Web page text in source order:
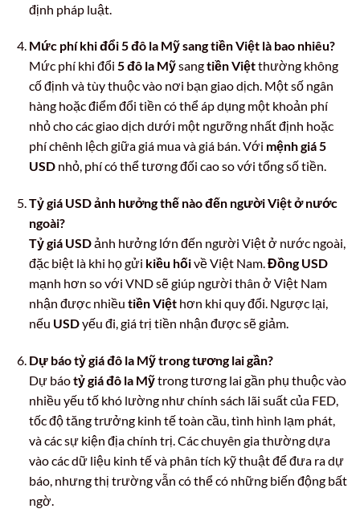
định pháp luật.
Mức phí khi đổi 5 đô la Mỹ sang tiền Việt là bao nhiêu?
Mức phí khi đổi 5 đô la Mỹsangtiền Việtthường không
cố định và tùy thuộc vào nơi bạn giao dịch. Một số ngân
hàng hoặc điểm đổi tiền có thể áp dụng một khoản phí
nhỏ cho các giao dịch dưới một ngưỡng nhất định hoặc
phí chênh lệch giữa giá mua và giá bán. Với mệnh giá 5
USDnhỏ, phí có thể tương đối cao so với tổng số tiền.
Tỷ giá USD ảnh hưởng thế nào đến người Việt ở nước
ngoài?
Tỷ giá USDảnh hưởng lớn đến người Việt ở nước ngoài,
đặc biệt là khi họ gửi kiều hốivề Việt Nam.Đồng USD
mạnh hơn so với VND sẽ giúp người thân ở Việt Nam
nhận được nhiều tiền Việthơn khi quy đổi. Ngược lại,
nếu USDyếu đi, giá trị tiền nhận được sẽ giảm.
Dự báo tỷ giá đô la Mỹ trong tương lai gần?
Dự báotỷ giá đô la Mỹtrong tương lai gần phụ thuộc vào
nhiều yếu tố khó lường như chính sách lãi suất của FED,
tốc độ tăng trưởng kinh tế toàn cầu, tình hình lạm phát,
và các sự kiện địa chính trị. Các chuyên gia thường dựa
vào các dữ liệu kinh tế và phân tích kỹ thuật để đưa ra dự
báo, nhưng thị trường vẫn có thể có những biến động bất
ngờ.